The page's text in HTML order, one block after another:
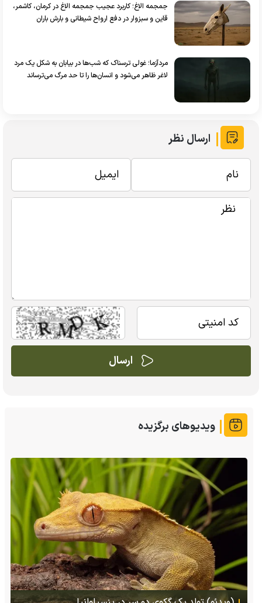
جمجمه الاغ؛ کاربرد عجیب جمجمه الاغ در کرمان، کاشمر،
قاین و سبزوار در دفع ارواح شیطانی و بارش باران
مردآزما؛ غولی ترسناک که شب‌ها در بیابان به شکل یک مرد
لاغر ظاهر می‌شود و انسان‌ها را تا حد مرگ می‌ترساند
ارسال نظر
ویدیوهای برگزیده
(ویدئو) تصاویر شگفت‌انگیز از مارمولک گلو بادبزنی که